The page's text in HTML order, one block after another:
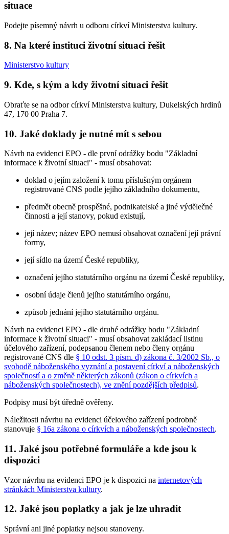
situace
Podejte písemný návrh u odboru církví Ministerstva kultury.
8. Na které instituci životní situaci řešit
Ministerstvo kultury
9. Kde, s kým a kdy životní situaci řešit
Obraťte se na odbor církví Ministerstva kultury, Dukelských hrdinů
47, 170 00 Praha 7.
10. Jaké doklady je nutné mít s sebou
Návrh na evidenci EPO - dle první odrážky bodu "Základní
informace k životní situaci" - musí obsahovat:
doklad o jejím založení k tomu příslušným orgánem
registrované CNS podle jejího základního dokumentu,
předmět obecně prospěšné, podnikatelské a jiné výdělečné
činnosti a její stanovy, pokud existují,
její název; název EPO nemusí obsahovat označení její právní
formy,
její sídlo na území České republiky,
označení jejího statutárního orgánu na území České republiky,
osobní údaje členů jejího statutárního orgánu,
způsob jednání jejího statutárního orgánu.
Návrh na evidenci EPO - dle druhé odrážky bodu "Základní
informace k životní situaci" - musí obsahovat zakládací listinu
účelového zařízení, podepsanou členem nebo členy orgánu
registrované CNS dle § 10 odst. 3 písm. d) zákona č. 3/2002 Sb., o
svobodě náboženského vyznání a postavení církví a náboženských
společností a o změně některých zákonů (zákon o církvích a
náboženských společnostech), ve znění pozdějších předpisů.
Podpisy musí být úředně ověřeny.
Náležitosti návrhu na evidenci účelového zařízení podrobně
stanovuje § 16a zákona o církvích a náboženských společnostech.
11. Jaké jsou potřebné formuláře a kde jsou k
dispozici
Vzor návrhu na evidenci EPO je k dispozici na internetových
stránkách Ministerstva kultury.
12. Jaké jsou poplatky a jak je lze uhradit
Správní ani jiné poplatky nejsou stanoveny.